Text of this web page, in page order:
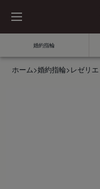
婚約指輪
ホーム>婚約指輪> レゼリエ